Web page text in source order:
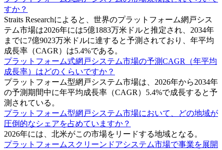
すか？
Straits Researchによると、世界のプラットフォーム網戸シス
テム市場は2026年には5億1883万米ドルと推定され、2034年
までに7億9023万米ドルに達すると予測されており、年平均
成長率（CAGR）は5.4%である。
プラットフォーム式網戸システム市場の予測CAGR（年平均
成長率）はどのくらいですか？
プラットフォーム型網戸システム市場は、2026年から2034年
の予測期間中に年平均成長率（CAGR）5.4%で成長すると予
測されている。
プラットフォーム型網戸システム市場において、どの地域が
圧倒的なシェアを占めていますか？
2026年には、北米がこの市場をリードする地域となる。
プラットフォームスクリーンドアシステム市場で事業を展開